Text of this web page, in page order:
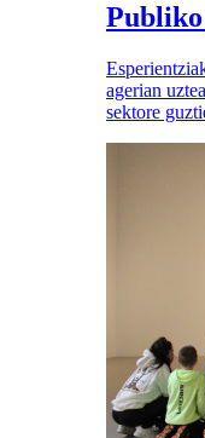
agerian
sektore